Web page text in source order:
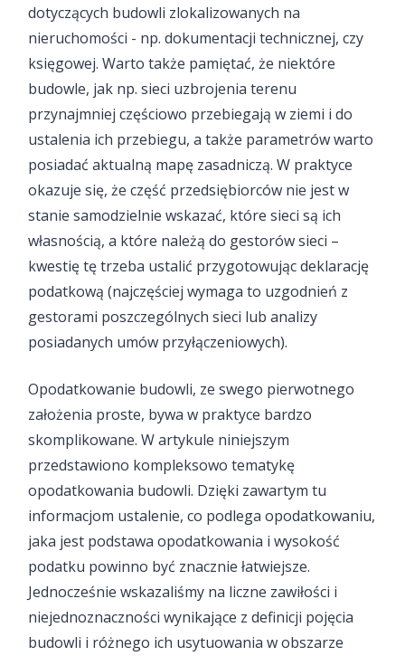
dotyczących budowli zlokalizowanych na
nieruchomości - np. dokumentacji technicznej, czy
księgowej. Warto także pamiętać, że niektóre
budowle, jak np. sieci uzbrojenia terenu
przynajmniej częściowo przebiegają w ziemi i do
ustalenia ich przebiegu, a także parametrów warto
posiadać aktualną mapę zasadniczą. W praktyce
okazuje się, że część przedsiębiorców nie jest w
stanie samodzielnie wskazać, które sieci są ich
własnością, a które należą do gestorów sieci –
kwestię tę trzeba ustalić przygotowując deklarację
podatkową (najczęściej wymaga to uzgodnień z
gestorami poszczególnych sieci lub analizy
posiadanych umów przyłączeniowych).
Opodatkowanie budowli, ze swego pierwotnego
założenia proste, bywa w praktyce bardzo
skomplikowane. W artykule niniejszym
przedstawiono kompleksowo tematykę
opodatkowania budowli. Dzięki zawartym tu
informacjom ustalenie, co podlega opodatkowaniu,
jaka jest podstawa opodatkowania i wysokość
podatku powinno być znacznie łatwiejsze.
Jednocześnie wskazaliśmy na liczne zawiłości i
niejednoznaczności wynikające z definicji pojęcia
budowli i różnego ich usytuowania w obszarze